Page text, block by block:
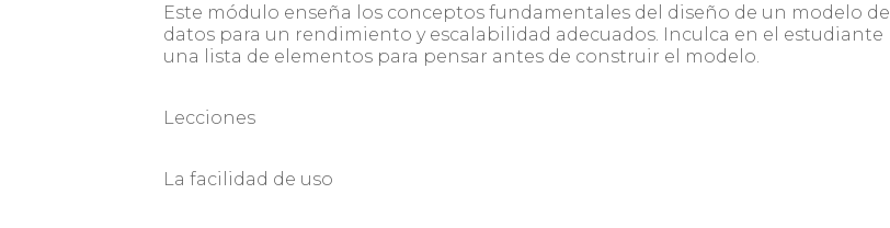
Este módulo enseña los conceptos fundamentales del diseño de un modelo de
datos para un rendimiento y escalabilidad adecuados. Inculca en el estudiante
una lista de elementos para pensar antes de construir el modelo.
Lecciones
La facilidad de uso